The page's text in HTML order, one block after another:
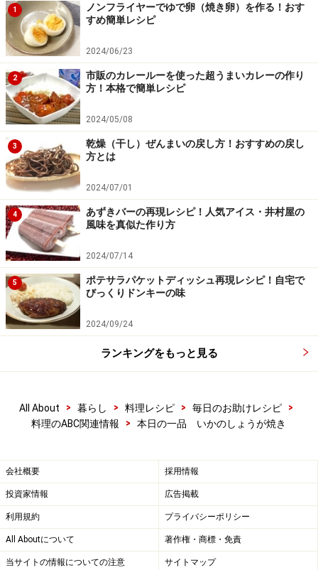
1
ノンフライヤーでゆで卵（焼き卵）を作る！おす
すめ簡単レシピ
2024/06/23
2
市販のカレールーを使った超うまいカレーの作り
方！本格で簡単レシピ
2024/05/08
3
乾燥（干し）ぜんまいの戻し方！おすすめの戻し
方とは
2024/07/01
4
あずきバーの再現レシピ！人気アイス・井村屋の
風味を真似た作り方
2024/07/14
5
ポテサラパケットディッシュ再現レシピ！自宅で
びっくりドンキーの味
2024/09/24
ランキングをもっと見る
All About > 暮らし > 料理レシピ > 毎日のお助けレシピ
>
料理のABC関連情報
> 本日の一品 いかのしょうが焼き
会社概要 採用情報
投資家情報 広告掲載
利用規約 プライバシーポリシー
All Aboutについて 著作権・商標・免責
当サイトの情報についての注意 サイトマップ